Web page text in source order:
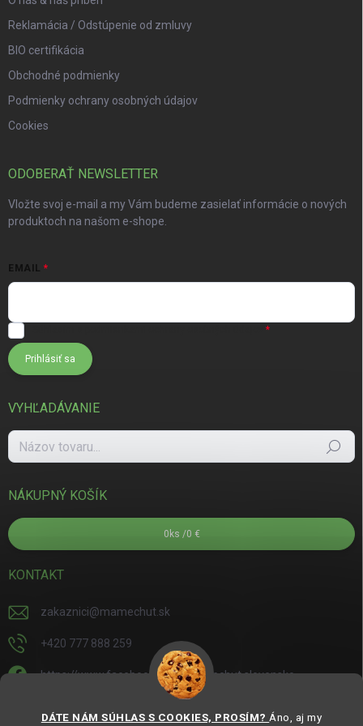
DÁTE NÁM SÚHLAS S COOKIES, PROSÍM? Áno, aj my
Reklamácia / Odstúpenie od zmluvy
BIO certifikácia
Obchodné podmienky
Podmienky ochrany osobných údajov
Cookies
ODOBERAŤ NEWSLETTER
Vložte svoj e-mail a my Vám budeme zasielať informácie o nových
produktoch na našom e-shope.
EMAIL
Prihlásiť sa
VYHĽADÁVANIE
Hľadať
NÁKUPNÝ KOŠÍK
0 ks /0 €
KONTAKT
zakaznici@mamechut.sk
+420 777 888 259
https://www.facebook.com/mamechut.slovensko